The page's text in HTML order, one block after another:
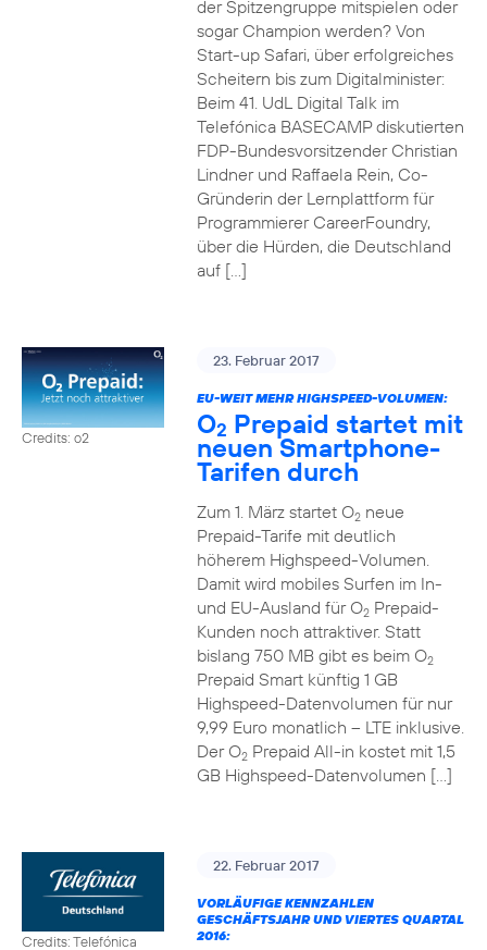
der Spitzengruppe mitspielen oder
sogar Champion werden? Von
Start-up Safari, über erfolgreiches
Scheitern bis zum Digitalminister:
Beim 41. UdL Digital Talk im
Telefónica BASECAMP diskutierten
FDP-Bundesvorsitzender Christian
Lindner und Raffaela Rein, Co-
Gründerin der Lernplattform für
Programmierer CareerFoundry,
über die Hürden, die Deutschland
auf […]
Credits: o2
23. Februar 2017
EU-WEIT MEHR HIGHSPEED-VOLUMEN:
O2 Prepaid startet mit
neuen Smartphone-
Tarifen durch
Zum 1. März startet O2neue
Prepaid-Tarife mit deutlich
höherem Highspeed-Volumen.
Damit wird mobiles Surfen im In-
und EU-Ausland für O2Prepaid-
Kunden noch attraktiver. Statt
bislang 750 MB gibt es beim O2
Prepaid Smart künftig 1 GB
Highspeed-Datenvolumen für nur
9,99 Euro monatlich – LTE inklusive.
Der O2Prepaid All-in kostet mit 1,5
GB Highspeed-Datenvolumen […]
Credits: Telefónica
22. Februar 2017
VORLÄUFIGE KENNZAHLEN
GESCHÄFTSJAHR UND VIERTES QUARTAL
2016: